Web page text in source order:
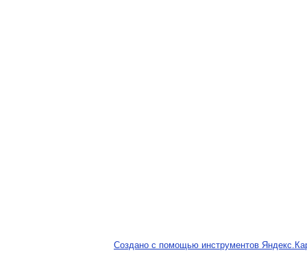
Создано с помощью инструментов